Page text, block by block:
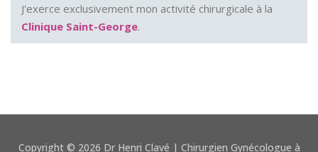
J'exerce exclusivement mon activité chirurgicale à la
Clinique Saint-George.
Copyright © 2026 Dr Henri Clavé | Chirurgien Gynécologue à